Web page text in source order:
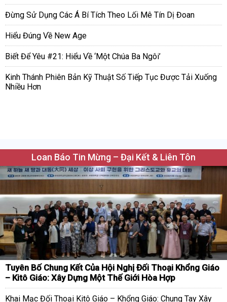
Đừng Sử Dụng Các Á Bí Tích Theo Lối Mê Tín Dị Đoan
Hiểu Đúng Về New Age
Biết Để Yêu #21: Hiểu Về ‘Một Chúa Ba Ngôi’
Kinh Thánh Phiên Bản Kỹ Thuật Số Tiếp Tục Được Tải Xuống
Nhiều Hơn
Loan Báo Tin Mừng – Đại Kết & Liên Tôn
Tuyên Bố Chung Kết Của Hội Nghị Đối Thoại Khổng Giáo
– Kitô Giáo: Xây Dựng Một Thế Giới Hòa Hợp
Khai Mạc Đối Thoại Kitô Giáo – Khổng Giáo: Chung Tay Xây